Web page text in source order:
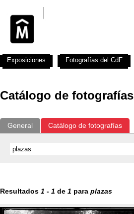
Catálogo de fotografías
General Catálogo de fotografías
Resultados 1 - 1 de 1 para plazas
Exposiciones Fotografías del CdF